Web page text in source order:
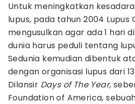
Untuk meningkatkan
lupus, pada tahun 2004 Lupus
mengusulkan agar ada 1 hari
dunia harus peduli tentang
Sedunia kemudian dibentuk
dengan organisasi lupus dari
Dilansir Days of The Year,
Foundation of America,